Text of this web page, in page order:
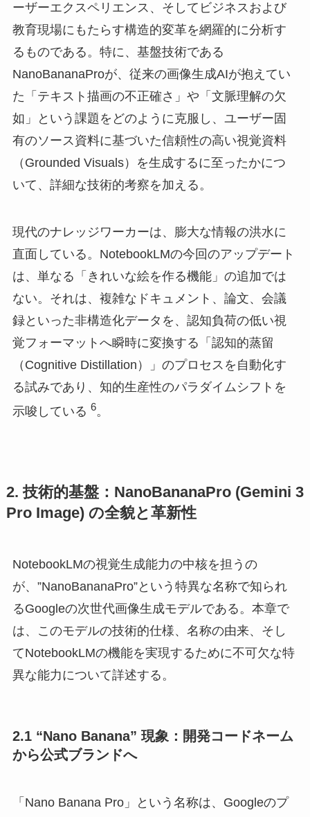
ーザーエクスペリエンス、そしてビジネスおよび
教育現場にもたらす構造的変革を網羅的に分析す
るものである。特に、基盤技術である
NanoBananaProが、従来の画像生成AIが抱えてい
た「テキスト描画の不正確さ」や「文脈理解の欠
如」という課題をどのように克服し、ユーザー固
有のソース資料に基づいた信頼性の高い視覚資料
（Grounded Visuals）を生成するに至ったかにつ
いて、詳細な技術的考察を加える。
現代のナレッジワーカーは、膨大な情報の洪水に
直面している。NotebookLMの今回のアップデート
は、単なる「きれいな絵を作る機能」の追加では
ない。それは、複雑なドキュメント、論文、会議
録といった非構造化データを、認知負荷の低い視
覚フォーマットへ瞬時に変換する「認知的蒸留
（Cognitive Distillation）」のプロセスを自動化す
る試みであり、知的生産性のパラダイムシフトを
示唆している 6。
2. 技術的基盤：NanoBananaPro (Gemini 3
Pro Image) の全貌と革新性
NotebookLMの視覚生成能力の中核を担うの
が、”NanoBananaPro”という特異な名称で知られ
るGoogleの次世代画像生成モデルである。本章で
は、このモデルの技術的仕様、名称の由来、そし
てNotebookLMの機能を実現するために不可欠な特
異な能力について詳述する。
2.1 “Nano Banana” 現象：開発コードネーム
から公式ブランドへ
「Nano Banana Pro」という名称は、Googleのプ